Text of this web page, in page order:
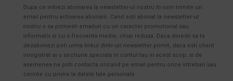
Dupa ce initiezi abonarea la newsletter-ul nostru iti vom trimite un
email pentru activarea abonarii. Cand esti abonat la newsletter-ul
nostru o sa primesti emailuri cu un caracter promotional sau
informativ si cu o frecventa medie, chiar redusa. Daca doresti sa te
dezabonezi poti urma linkul dintr-un newsletter primit, daca esti client
inregistrat ai o sectiune speciala in contul tau in acest scop, si de
asemenea ne poti contacta oricand pe email pentru orice intrebari sau
cerinte cu privire la datele tale personale.